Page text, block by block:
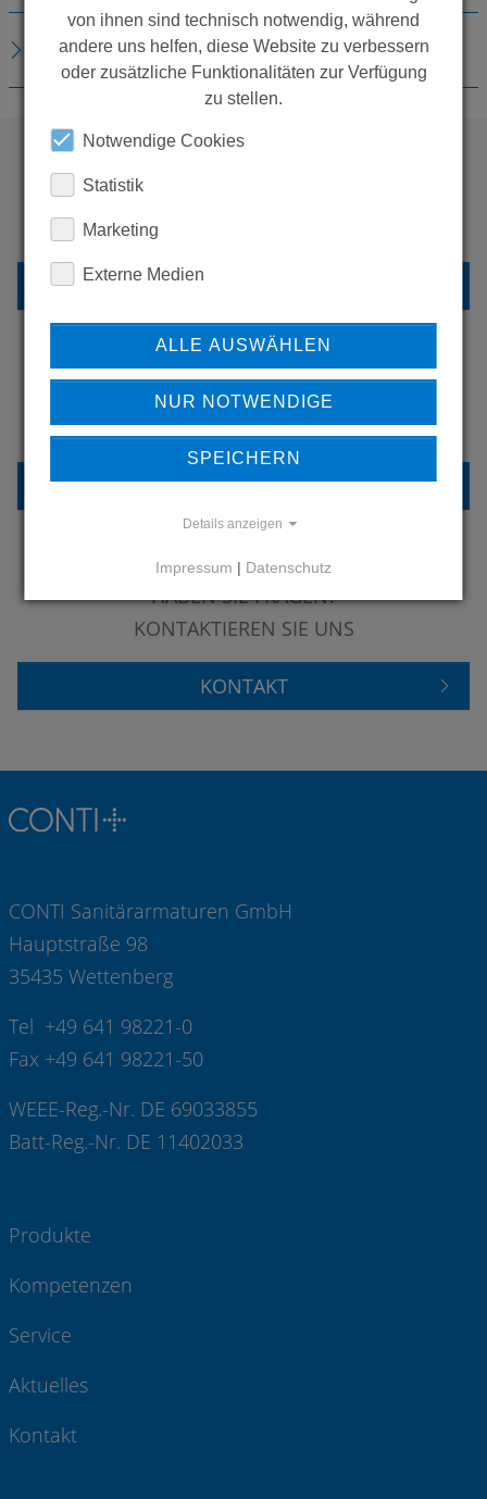
DOWNLOADS
PRODUKTE SEHEN?
ZURÜCK ZUR ÜBERSICHT
ERFAHREN SIE MEHR ÜBER
UNSERE REFERENZEN
REFERENZEN
HABEN SIE FRAGEN?
KONTAKTIEREN SIE UNS
KONTAKT
CONTI Sanitärarmaturen GmbH
Hauptstraße 98
35435 Wettenberg
Tel +49 641 98221-0
Fax +49 641 98221-50
WEEE-Reg.-Nr. DE 69033855
Batt-Reg.-Nr. DE 11402033
Produkte
Kompetenzen
Service
Aktuelles
Kontakt
von ihnen sind technisch notwendig, während
andere uns helfen, diese Website zu verbessern
oder zusätzliche Funktionalitäten zur Verfügung
zu stellen.
Notwendige Cookies
Statistik
Marketing
Externe Medien
ALLE AUSWÄHLEN
NUR NOTWENDIGE
SPEICHERN
Details anzeigen
Impressum | Datenschutz